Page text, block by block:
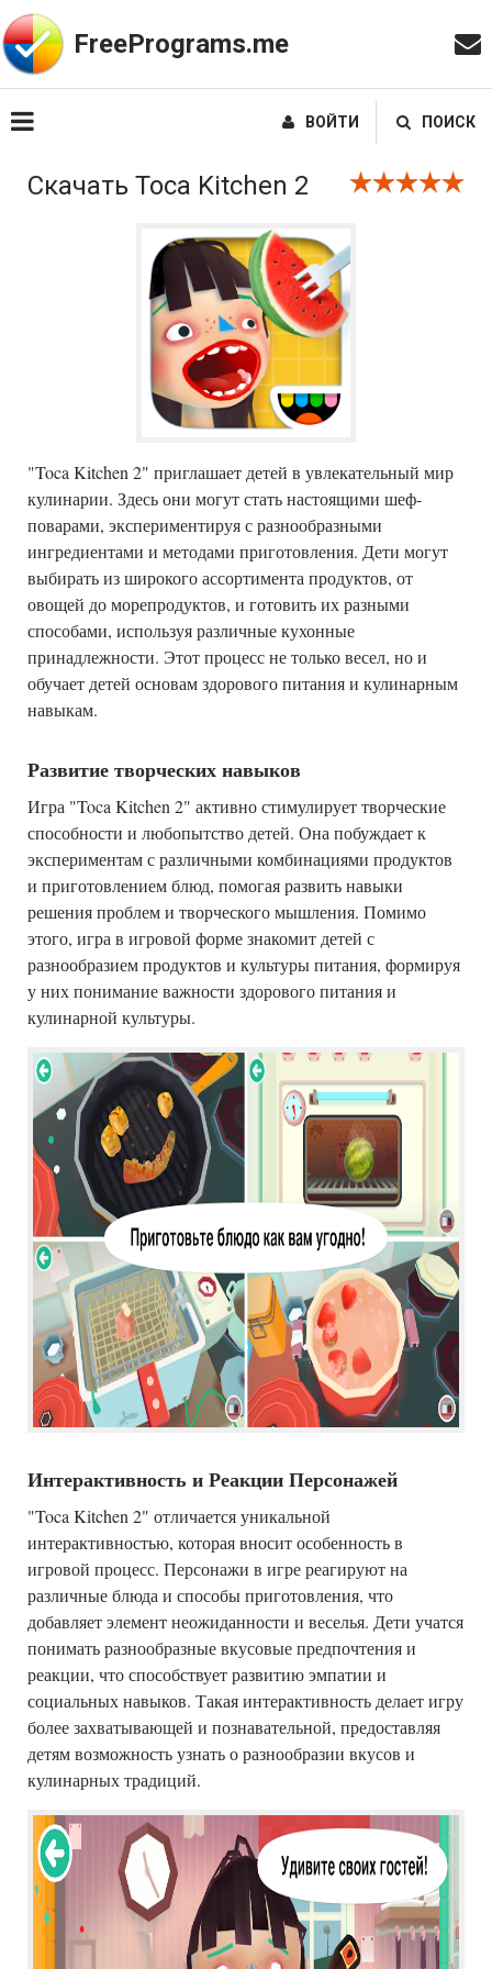
FreePrograms.me
ВОЙТИ ПОИСК
Скачать Toca Kitchen 2
"Toca Kitchen 2" приглашает детей в увлекательный мир
кулинарии. Здесь они могут стать настоящими шеф-
поварами, экспериментируя с разнообразными
ингредиентами и методами приготовления. Дети могут
выбирать из широкого ассортимента продуктов, от
овощей до морепродуктов, и готовить их разными
способами, используя различные кухонные
принадлежности. Этот процесс не только весел, но и
обучает детей основам здорового питания и кулинарным
навыкам.
Развитие творческих навыков
Игра "Toca Kitchen 2" активно стимулирует творческие
способности и любопытство детей. Она побуждает к
экспериментам с различными комбинациями продуктов
и приготовлением блюд, помогая развить навыки
решения проблем и творческого мышления. Помимо
этого, игра в игровой форме знакомит детей с
разнообразием продуктов и культуры питания, формируя
у них понимание важности здорового питания и
кулинарной культуры.
Интерактивность и Реакции Персонажей
"Toca Kitchen 2" отличается уникальной
интерактивностью, которая вносит особенность в
игровой процесс. Персонажи в игре реагируют на
различные блюда и способы приготовления, что
добавляет элемент неожиданности и веселья. Дети учатся
понимать разнообразные вкусовые предпочтения и
реакции, что способствует развитию эмпатии и
социальных навыков. Такая интерактивность делает игру
более захватывающей и познавательной, предоставляя
детям возможность узнать о разнообразии вкусов и
кулинарных традиций.